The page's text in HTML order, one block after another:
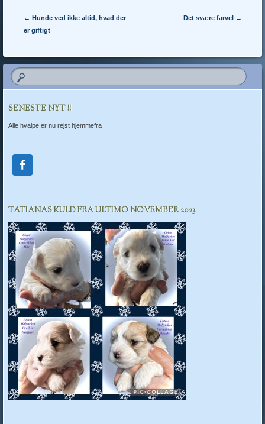
Post navigation
← Hunde ved ikke altid, hvad der
er giftigt
Det svære farvel →
SENESTE NYT !!
Alle hvalpe er nu rejst hjemmefra
TATIANAS KULD FRA ULTIMO NOVEMBER 2023